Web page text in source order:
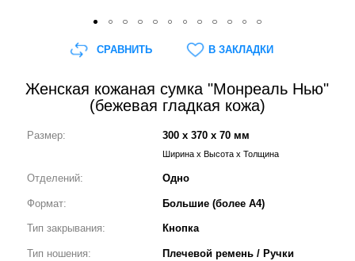
Женская кожаная сумка "Монреаль Нью"
(бежевая гладкая кожа)
Размер: 300 x 370 x 70 мм
Ширина x Высота x Толщина
Отделений: Одно
Формат: Большие (более А4)
Тип закрывания: Кнопка
Тип ношения: Плечевой ремень / Ручки
СРАВНИТЬ В ЗАКЛАДКИ